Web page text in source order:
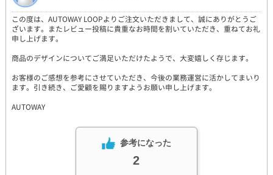
この度は、AUTOWAY LOOPよりご注文いただきまして、誠にありがとうご
ざいます。またレビュー投稿に貴重なお時間を割いていただき、重ねてお礼
申し上げます。
商品のデザインについてご満足いただけたようで、大変嬉しく存じます。
お客様のご感想を参考にさせていただき、今後の業務運営に活かしてまいり
ます。引き続き、ご愛顧を賜りますようお願い申し上げます。
AUTOWAY
参考になった
2